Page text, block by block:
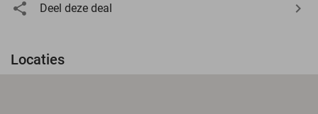
Deel deze deal
Locaties